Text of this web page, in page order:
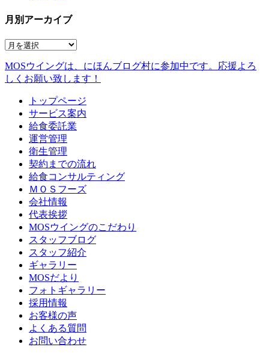
月別アーカイブ
MOSウイングは、にほんブログ村に参加中です。 応援よろ
しくお願い致します！
トップページ
サービス案内
給食委託業
運営管理
衛生管理
契約までの流れ
給食コンサルティング
ＭＯＳフーズ
会社情報
代表挨拶
MOSウイングのこだわり
スタッフブログ
スタッフ紹介
ギャラリー
MOSだより
フォトギャラリー
採用情報
お客様の声
よくある質問
お問い合わせ